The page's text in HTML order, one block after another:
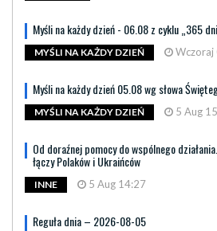
Myśli na każdy dzień - 06.08 z cyklu „365
MYŚLI NA KAŻDY DZIEŃ Wczoraj
Myśli na każdy dzień 05.08 wg słowa
MYŚLI NA KAŻDY DZIEŃ 5 Aug
Od doraźnej pomocy do wspólnego
łączy Polaków i Ukraińców
INNE 5 Aug 14:27
Reguła dnia – 2026-08-05